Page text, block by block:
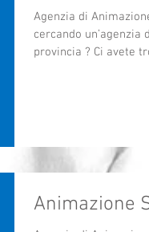
Agenzia di
cercando
provincia ? Ci avete
Animazione